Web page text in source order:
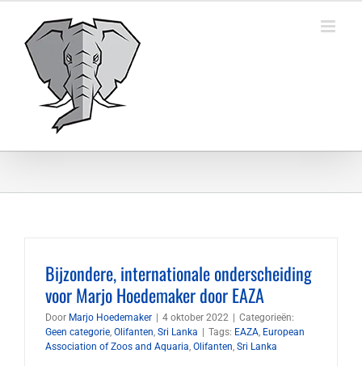
inhoud
Bijzondere, internationale onderscheiding
voor Marjo Hoedemaker door EAZA
Door Marjo Hoedemaker 4 oktober 2022
Categorieën:
Geen categorie, Olifanten, Sri Lanka Tags: EAZA, European
Association of Zoos and Aquaria, Olifanten, Sri Lanka